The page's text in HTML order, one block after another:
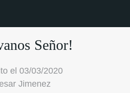
Señor!
el 03/03/2020
Jimenez